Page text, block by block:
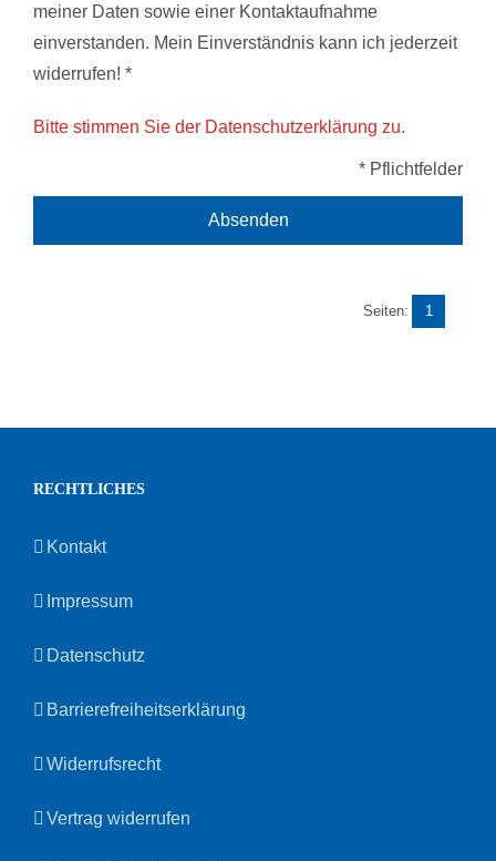
meiner Daten sowie einer Kontaktaufnahme
einverstanden. Mein Einverständnis kann ich jederzeit
widerrufen! *
Bitte stimmen Sie der Datenschutzerklärung zu.
* Pflichtfelder
Seiten: 1
RECHTLICHES
Kontakt
Impressum
Datenschutz
Barrierefreiheitserklärung
Widerrufsrecht
Vertrag widerrufen